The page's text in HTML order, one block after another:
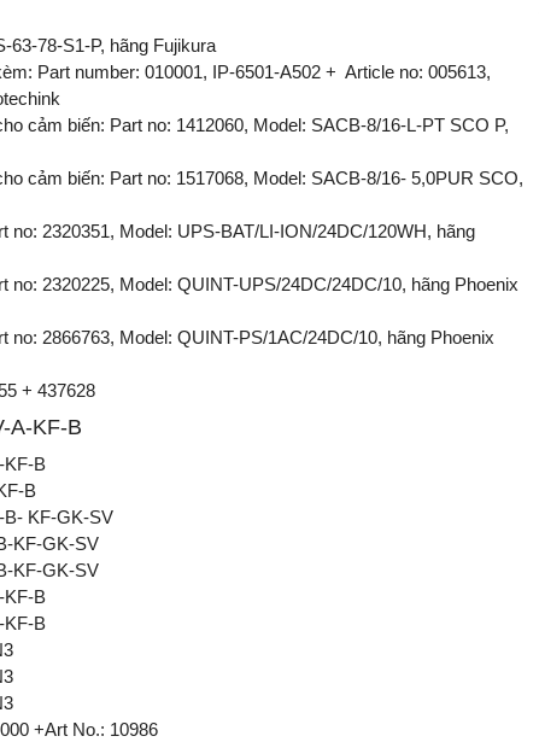
63-78-S1-P, hãng Fujikura
Part number: 010001, IP-6501-A502 + Article no: 005613,
cảm biến: Part no: 1412060, Model: SACB-8/16-L-PT SCO P,
cảm biến: Part no: 1517068, Model: SACB-8/16- 5,0PUR SCO,
no: 2320351, Model: UPS-BAT/LI-ION/24DC/120WH, hãng
no: 2320225, Model: QUINT-UPS/24DC/24DC/10, hãng Phoenix
no: 2866763, Model: QUINT-PS/1AC/24DC/10, hãng Phoenix
+ 437628
A-KF-B
KF-B
B
B- KF-GK-SV
KF-GK-SV
KF-GK-SV
KF-B
KF-B
+Art No.: 10986